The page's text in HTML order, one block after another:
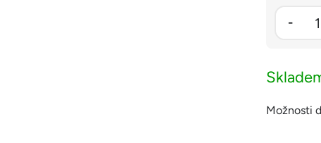
Možnosti